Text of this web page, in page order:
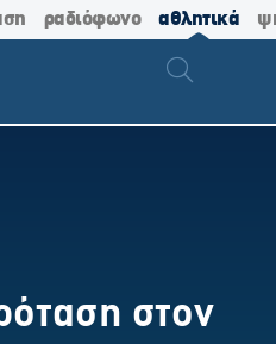
ραδιόφωνο αθλητικά
στον